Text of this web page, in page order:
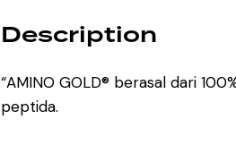
Description
“AMINO GOLD® berasal dari
peptida.